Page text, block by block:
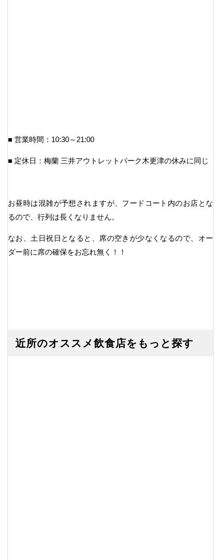
■ 営業時間：10:30～21:00
■ 定休日：梅蘭 三井アウトレットパーク木更津の休みに同じ
お昼時は混雑が予想されますが、フードコート内のお店とな
るので、行列は長くなりません。
なお、土日祝日となると、席の空きが少なくなるので、オー
ダー前に席の確保をお忘れ無く！！
近所のオススメ飲食店をもっと探す